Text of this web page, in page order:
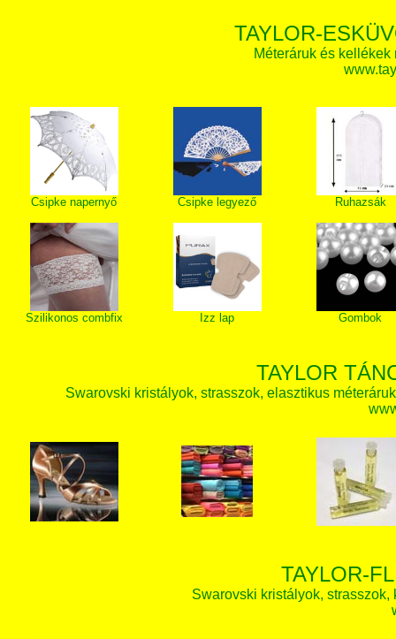
TAYLOR-
Méteráruk és
Csipke napernyő Csipke legyező Ruhazsák
Szilikonos combfix Izz lap Gombok
TAYLOR
Swarovski kristályok, strasszok, elasztikus
TAYLOR-
Swarovski kristályok,